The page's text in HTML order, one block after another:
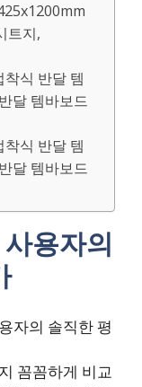
트지,
식 반달 템
달 템바보드
식 반달 템
달 템바보드
용자의
자의 솔직한 평
꼼꼼하게 비교